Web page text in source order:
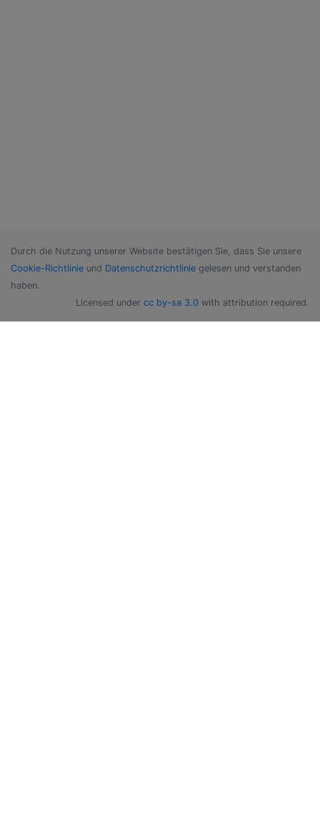
Durch die Nutzung unserer Website bestätigen Sie, dass Sie unsere
Cookie-Richtlinie und Datenschutzrichtlinie gelesen und verstanden
haben.
Licensed under cc by-sa 3.0 with attribution required.